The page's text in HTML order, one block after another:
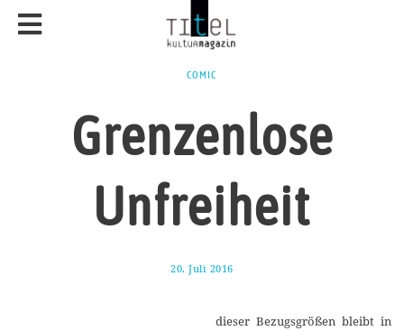
COMIC
Grenzenlose
Unfreiheit
20. Juli 2016
u
dieser Bezugsgrößen bleibt in